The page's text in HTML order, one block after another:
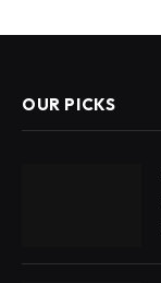
OUR PICKS